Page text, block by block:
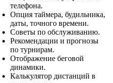
телефона.
Опция таймера, будильника,
даты, точного времени.
Советы по обслуживанию.
Рекомендации и прогнозы
по турнирам.
Отображение беговой
динамики.
Калькулятор дистанций в